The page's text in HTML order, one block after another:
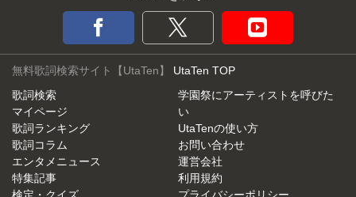
無料歌詞検索サイト【UtaTen】 UtaTen TOP
歌詞検索
マイページ
歌詞ランキング
歌詞コラム
エンタメニュース
特集記事
学園祭にアーティストを呼びた
い
UtaTenの使い方
お問い合わせ
運営会社
利用規約